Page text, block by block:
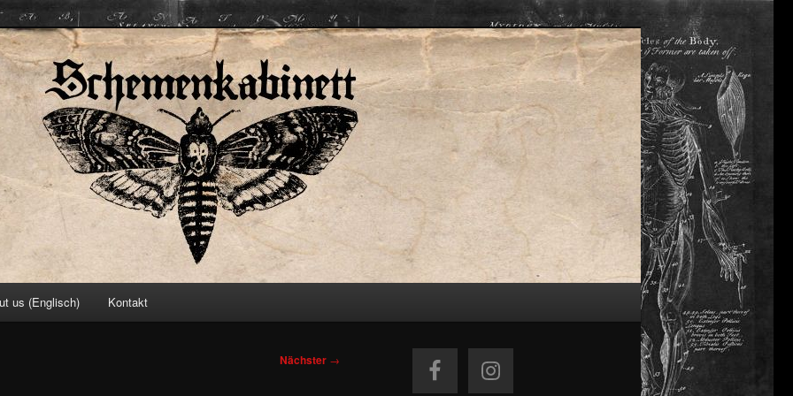
us (Englisch) Kontakt
Nächster →